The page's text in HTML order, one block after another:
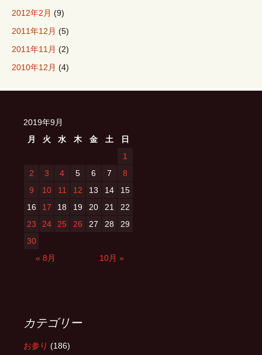
2012年2月 (9)
2011年12月 (5)
2011年11月 (2)
2010年12月 (4)
2019年9月
月
火 水 木 金 土
日
1
2
3 4 5 6 7
8
9
10 11 12 13 14
15
16
17 18 19 20 21
22
23
24 25 26 27 28
29
30
« 8月
10月 »
カテゴリー
お参り (186)